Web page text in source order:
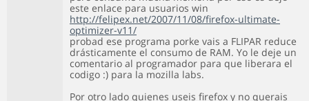
este enlace para usuarios win
http://felipex.net/2007/11/08/firefox-ultimate-
optimizer-v11/
probad ese programa porke vais a FLIPAR reduce
drásticamente el consumo de RAM. Yo le deje un
comentario al programador para que liberara el
codigo :) para la mozilla labs.
Por otro lado quienes useis firefox y no querais